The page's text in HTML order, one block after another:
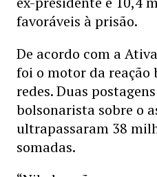
favoráveis à prisão.
De acordo com a
foi o motor da reação
redes. Duas
bolsonarista sobre o
ultrapassaram 38
somadas.